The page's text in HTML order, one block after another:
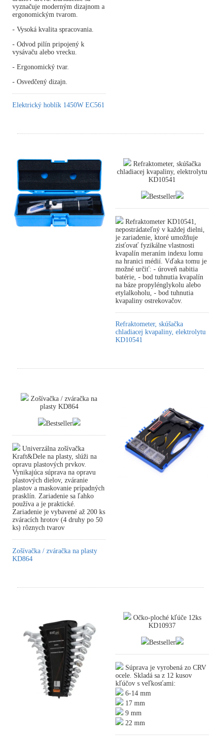
vyznačuje moderným dizajnom a
ergonomickým tvarom.
- Vysoká kvalita spracovania.
- Odvod pilín pripojený k
vysávaču alebo vrecku.
- Ergonomický tvar.
- Osvedčený dizajn.
Elektrický hoblík 1450W EC561
Refraktometer, skúšačka
chladiacej kvapaliny, elektrolytu
KD10541
Bestseller
Refraktometer KD10541,
nepostrádateľný v každej dielni,
je zariadenie, ktoré umožňuje
zisťovať fyzikálne vlastnosti
kvapalín meraním indexu lomu
na hranici médií. Vďaka tomu je
možné určiť: - úroveň nabitia
batérie, - bod tuhnutia kvapalín
na báze propylénglykolu alebo
etylalkoholu, - bod tuhnutia
kvapaliny ostrekovačov.
Refraktometer, skúšačka
chladiacej kvapaliny, elektrolytu
KD10541
Zošívačka / zváračka na
plasty KD864
Bestseller
Univerzálna zošívačka
Kraft&Dele na plasty, slúži na
opravu plastových prvkov.
Vynikajúca súprava na opravu
plastových dielov, zváranie
plastov a maskovanie prípadných
prasklín. Zariadenie sa ľahko
používa a je praktické.
Zariadenie je vybavené až 200 ks
zváracích hrotov (4 druhy po 50
ks) rôznych tvarov
Zošívačka / zváračka na plasty
KD864
Očko-ploché kľúče 12ks
KD10937
Bestseller
Súprava je vyrobená zo CRV
ocele. Skladá sa z 12 kusov
kľúčov s veľkosťami:
6-14 mm
17 mm
9 mm
22 mm